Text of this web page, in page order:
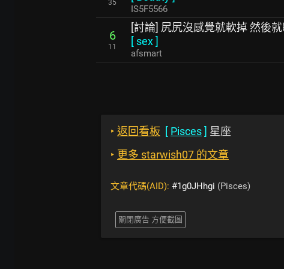
35
IS5F5566
6
11
[討論] 尻尻沒感覺就軟掉 然後
[ sex]
afsmart
‣ 返回看板 [ Pisces] 星座
‣ 更多 starwish07 的文章
文章代碼(AID): #1g0JHhgi (Pisces)
關閉廣告 方便截圖